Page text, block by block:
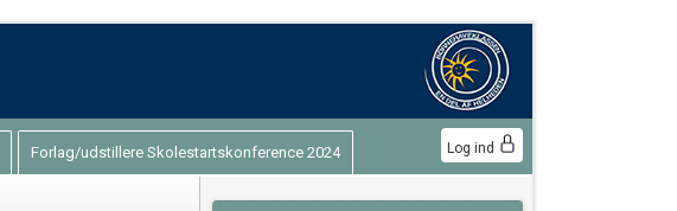
Log ind
Forlag/udstillere Skolestartskonference 2024